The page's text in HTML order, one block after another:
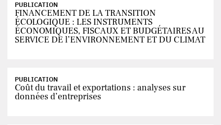
PUBLICATION
FINANCEMENT DE LA TRANSITION
ÉCOLOGIQUE : LES INSTRUMENTS
ÉCONOMIQUES, FISCAUX ET BUDGÉTAIRES AU
SERVICE DE l’ENVIRONNEMENT ET DU CLIMAT
PUBLICATION
Coût du travail et exportations : analyses sur
données d’entreprises